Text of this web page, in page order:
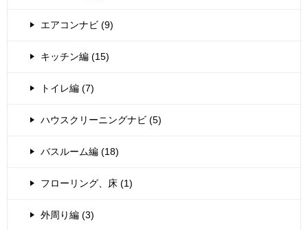
エアコンナビ (9)
キッチン編 (15)
トイレ編 (7)
ハウスクリーニングナビ (5)
バスルーム編 (18)
フローリング、床 (1)
外周り編 (3)